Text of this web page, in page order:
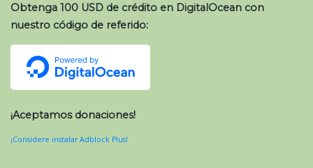
Obtenga 100 USD de crédito en DigitalOcean con
nuestro código de referido:
¡Aceptamos donaciones!
¡Considere instalar Adblock Plus!